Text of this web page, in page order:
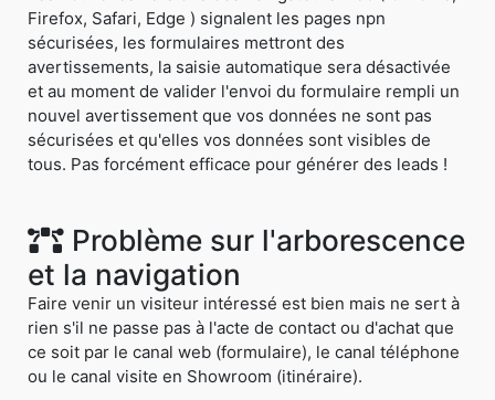
Firefox, Safari, Edge ) signalent les pages npn
sécurisées, les formulaires mettront des
avertissements, la saisie automatique sera désactivée
et au moment de valider l'envoi du formulaire rempli un
nouvel avertissement que vos données ne sont pas
sécurisées et qu'elles vos données sont visibles de
tous. Pas forcément efficace pour générer des leads !
Problème sur l'arborescence
et la navigation
Faire venir un visiteur intéressé est bien mais ne sert à
rien s'il ne passe pas à l'acte de contact ou d'achat que
ce soit par le canal web (formulaire), le canal téléphone
ou le canal visite en Showroom (itinéraire).